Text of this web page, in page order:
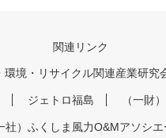
関連リンク
境・リサイクル関連産業研究
ジェトロ福島 （一財
社）ふくしま風力O&Mアソシ